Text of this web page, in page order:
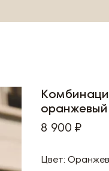
оранжевый
8 900 ₽
Цвет: